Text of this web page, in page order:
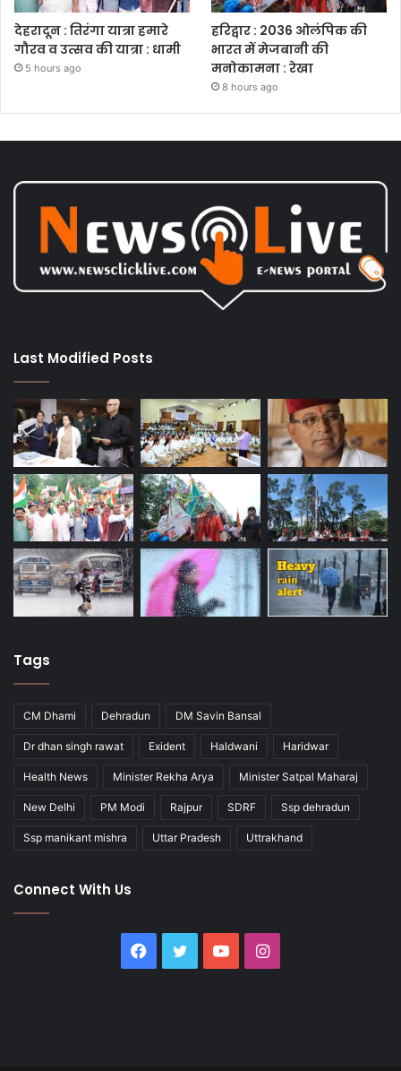
देहरादून : तिरंगा यात्रा हमारे
गौरव व उत्सव की यात्रा : धामी
5 hours ago
हरिद्वार : 2036 ओलंपिक की
भारत में मेजबानी की
मनोकामना : रेखा
8 hours ago
Last Modified Posts
Tags
CM Dhami Dehradun DM Savin Bansal
Dr dhan singh rawat Exident Haldwani Haridwar
Health News Minister Rekha Arya Minister Satpal Maharaj
New Delhi PM Modi Rajpur SDRF Ssp dehradun
Ssp manikant mishra Uttar Pradesh Uttrakhand
Connect With Us
Facebook
Twitter YouTubeInstagram